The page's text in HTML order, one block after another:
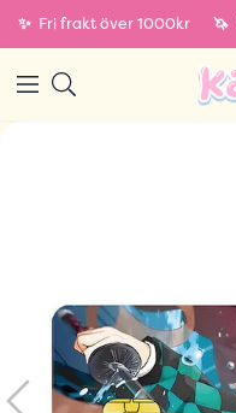
✨ Fri frakt över 1000kr 🦄